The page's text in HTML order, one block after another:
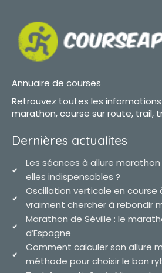
Annuaire de courses
Retrouvez toutes les informations
marathon, course sur route, trail,
Dernières actualites
Les séances à allure
elles indispensables ?
Oscillation verticale en course
vraiment chercher à rebondir
Marathon de Séville : le
d’Espagne
Comment calculer son allure
méthode pour choisir le bon